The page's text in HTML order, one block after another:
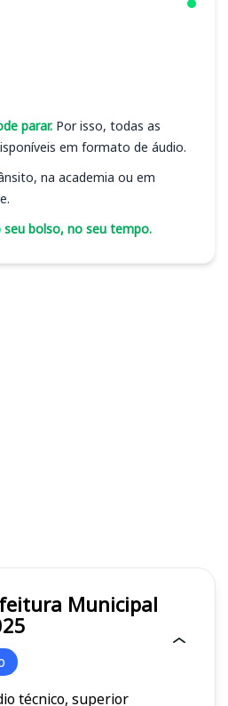
parar. Por isso, todas as
em formato de áudio.
na academia ou em
seu bolso, no seu tempo.
técnico, superior